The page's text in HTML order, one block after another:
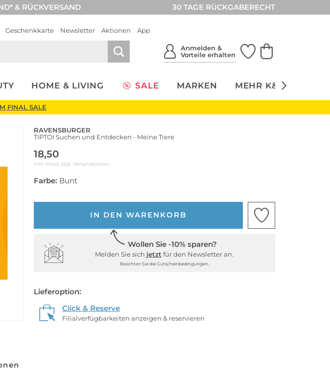
& RÜCKVERSAND 30 TAGE RÜCKGABERECHT
Geschenkkarte Newsletter Aktionen App
Anmelden &
Vorteile erhalten
HOME & LIVING SALE MARKEN MEHR K&Ö
FINAL SALE
RAVENSBURGER
TIPTOI Suchen und Entdecken - Meine Tiere
18,50
inkl. Mwst zzgl. Versandkosten
Farbe: Bunt
IN DEN WARENKORB
Wollen Sie -10% sparen?
Melden Sie sich jetzt für den Newsletter an.
Beachten Sie die Gutscheinbedingungen.
Lieferoption:
Click & Reserve
Filialverfügbarkeiten anzeigen & reservieren